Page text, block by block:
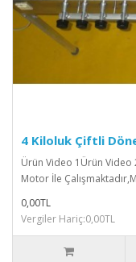
4 Kiloluk Çiftli
Ürün Video 1Ürün Video
Motor İle
0,00TL
Vergiler Hariç:0,00TL